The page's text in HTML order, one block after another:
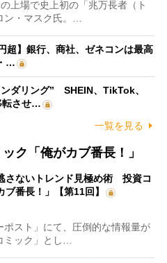
上場で史上初の「兆万長者（ト
ン・マスク氏。…
超】銀行、商社、ゼネコンは最高
…
ダリング” SHEIN、TikTok、
転させ…
一覧を見る
ク「俺がカブ番長！」
さないトレンド見極め術 投資コ
ブ番長！」【第11回】
スト」にて、圧倒的な情報量が
ミック」とし…